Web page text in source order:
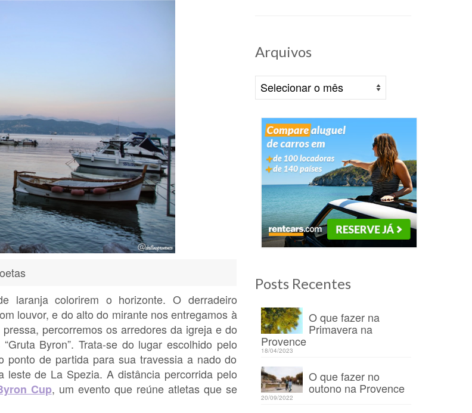
colorirem o horizonte. O derradeiro
louvor, e do alto do mirante nos entregamos à
percorremos os arredores da igreja e do
Byron”. Trata-se do lugar escolhido pelo
ponto de partida para sua travessia a nado do
de La Spezia. A distância percorrida pelo
Cup, um evento que reúne atletas que se
Arquivos
Arquivos
Posts Recentes
O que fazer na
Primavera na
Provence
18/04/2023
O que fazer no
outono na Provence
20/09/2022